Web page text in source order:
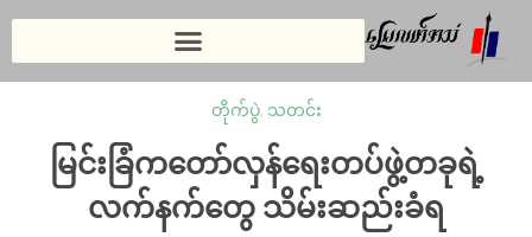
တိုက်ပွဲ, သတင်း
မြင်းခြံကတော်လှန်ရေးတပ်ဖွဲ့တခုရဲ့
လက်နက်တွေ သိမ်းဆည်းခံရ